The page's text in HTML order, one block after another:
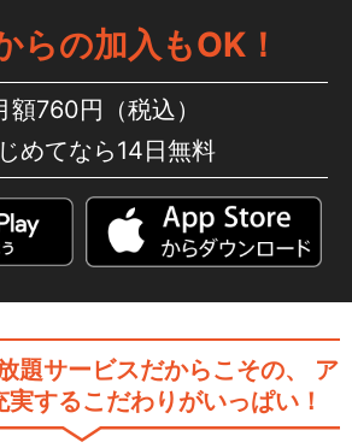
らの加入もOK！
額760円（税込）
めてなら14日無料
題サービスだからこその、
ア
するこだわりがいっぱい！